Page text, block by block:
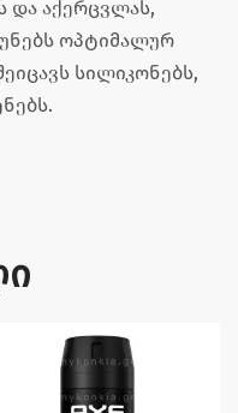
და აქერცვლას,
ოპტიმალურ
სილიკონებს,